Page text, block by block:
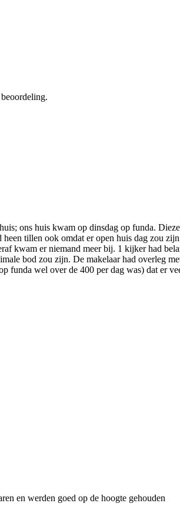
ons huis kwam op dinsdag op funda.
tillen ook omdat er open huis dag zou
kwam er niemand meer bij. 1 kijker had
bod zou zijn. De makelaar had overleg
funda wel over de 400 per dag was) dat er
en werden goed op de hoogte gehouden